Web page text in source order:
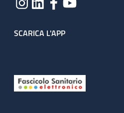
SCARICA L'APP